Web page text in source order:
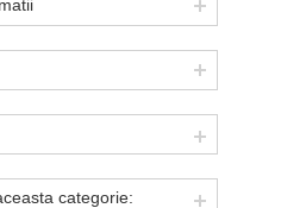
categorie: